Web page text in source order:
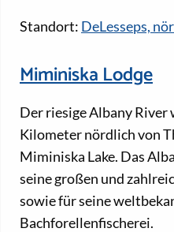
Standort: DeLesseps,
Miminiska Lodge
Der riesige Albany
Kilometer nördlich von
Miminiska Lake. Das
seine großen und
sowie für seine
Bachforellenfischerei.